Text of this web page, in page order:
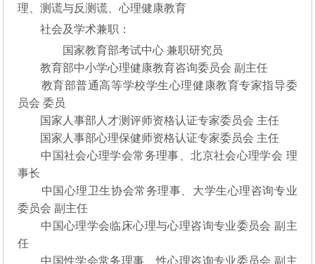
理、测谎与反测谎、心理健康教育
社会及学术兼职：
国家教育部考试中心 兼职研究员
教育部中小学心理健康教育咨询委员会 副主任
教育部普通高等学校学生心理健康教育专家指导委
员会 委员
国家人事部人才测评师资格认证专家委员会 主任
国家人事部心理保健师资格认证专家委员会 主任
中国社会心理学会常务理事、北京社会心理学会 理
事长
中国心理卫生协会常务理事、大学生心理咨询专业
委员会 副主任
中国心理学会临床心理与心理咨询专业委员会 副主
任
中国性学会常务理事、性心理咨询专业委员会 副主